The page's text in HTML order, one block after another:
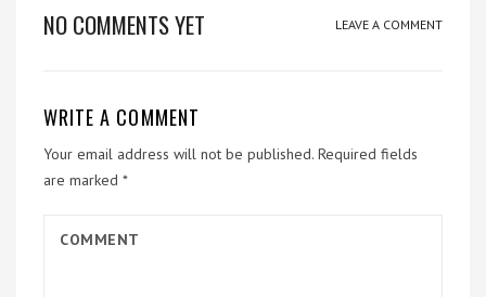
NO COMMENTS YET LEAVE A COMMENT
WRITE A COMMENT
Your email address will not be published. Required fields
are marked *